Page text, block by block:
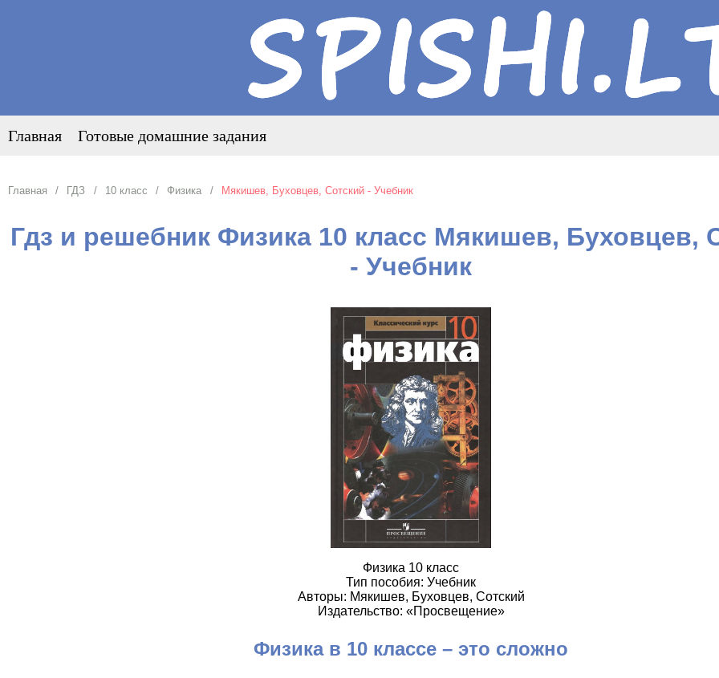
Главная Готовые домашние задания
Главная ГДЗ 10 класс Физика Мякишев, Буховцев, Сотский - Учебник
Гдз и решебник Физика 10 класс Мякишев, Буховцев,
- Учебник
Физика 10 класс
Тип пособия: Учебник
Авторы: Мякишев, Буховцев, Сотский
Издательство: «Просвещение»
Физика в 10 классе – это сложно